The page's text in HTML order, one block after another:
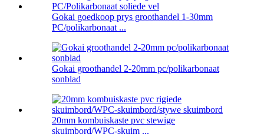
Gokai goedkoop prys groothandel 1-30mm
PC/polikarbonaat ...
Gokai groothandel 2-20mm pc/polikarbonaat
sonblad
20mm kombuiskaste pvc stewige
skuimbord/WPC-skuim ...